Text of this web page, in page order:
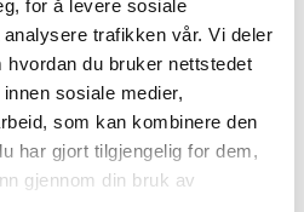
for å levere sosiale
trafikken vår. Vi deler
du bruker nettstedet
sosiale medier,
som kan kombinere den
har gjort tilgjengelig for dem,
gjennom din bruk av
under, og vi tar
avtale neste skritt.
sender vi deg en
som gjelder tilsvarende